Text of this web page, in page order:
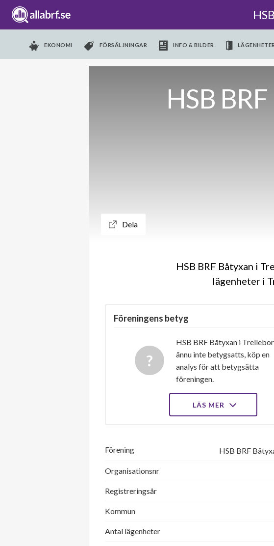
EKONOMI FÖRSÄLJNINGAR INFO & BILDER LÄGENHETER
HSB
Dela
HSB BRF Båtyxan i
lägenheter i
Föreningens betyg
HSB BRF Båtyxan i
ännu inte betygsatts, köp en
analys för att betygsätta
föreningen.
LÄS MER
Förening HSB BRF
Organisationsnr
Registreringsår
Kommun
Antal lägenheter